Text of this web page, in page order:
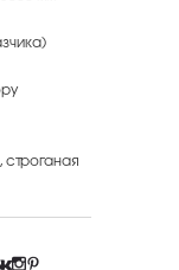
строганая